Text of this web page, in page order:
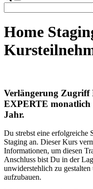
Home
Verlängerung
EXPERTE monatlich
Jahr.
Du strebst eine erfolgreiche
Staging an. Dieser Kurs
Informationen, um diesen
Anschluss bist Du in der
unwiderstehlich zu
aufzubauen.